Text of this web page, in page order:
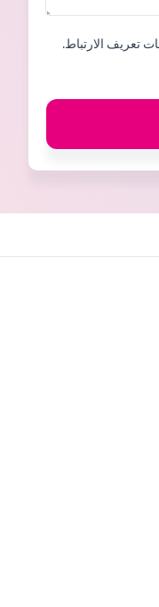
تعريف الارتباط.